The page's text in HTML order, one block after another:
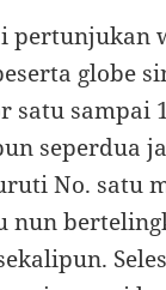
pertunjukan
globe
sampai
seperdua
No. satu
nun